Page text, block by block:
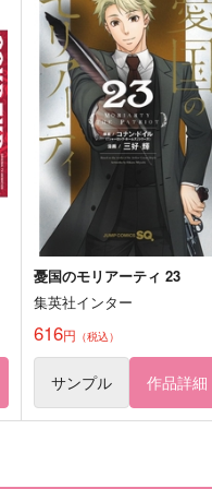
Bestie!
550円（税込）
ウィリアム・ジェームズ・モリ
憂国のモリアーティ 23
集英社インター
616円 （税込）
サンプル 作品詳細